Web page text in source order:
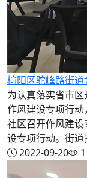
榆阳区驼峰路街
为认真落实省市
作风建设专项行
社区召开作风建
设专项行动。街
2022-09-20
1